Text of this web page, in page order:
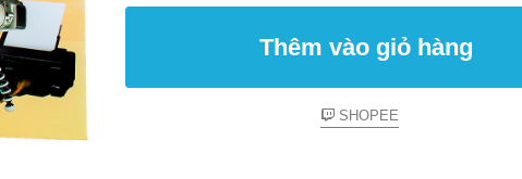
Thêm vào giỏ hàng
SHOPEE